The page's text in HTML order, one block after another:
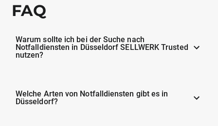
FAQ
Warum sollte ich bei der Suche nach
Notfalldiensten in Düsseldorf SELLWERK Trusted
nutzen?
Welche Arten von Notfalldiensten gibt es in
Düsseldorf?